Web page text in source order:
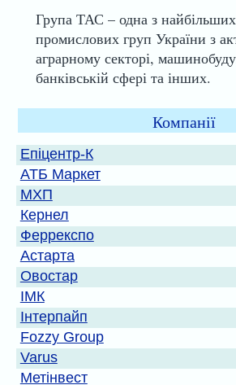
Група ТАС – одна з
промислових груп України з
аграрному секторі,
банківській сфері та інших.
Компанії
Епіцентр-К
АТБ Маркет
МХП
Кернел
Феррекспо
Астарта
Овостар
ІМК
Інтерпайп
Fozzy Group
Varus
Метінвест